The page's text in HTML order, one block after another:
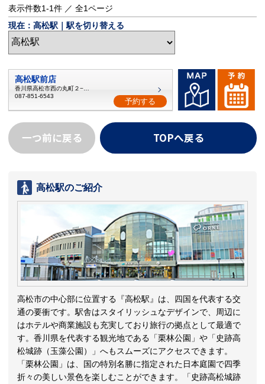
表示件数1-1件 ／ 全1ページ
現在：高松駅｜駅を切り替える
高松駅前店
香川県高松市西の丸町２−２０
087-851-6543
予約する
一つ前に戻る TOPへ戻る
高松駅のご紹介
高松市の中心部に位置する『高松駅』は、四国を代表する交
通の要衝です。駅舎はスタイリッシュなデザインで、周辺に
はホテルや商業施設も充実しており旅行の拠点として最適で
す。香川県を代表する観光地である「栗林公園」や「史跡高
松城跡（玉藻公園）」へもスムーズにアクセスできます。
「栗林公園」は、国の特別名勝に指定された日本庭園で四季
折々の美しい景色を楽しむことができます。「史跡高松城跡